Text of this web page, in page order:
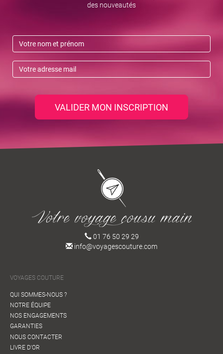
des nouveautés
VALIDER MON INSCRIPTION
01 76 50 29 29
info@voyagescouture.com
VOYAGES COUTURE
QUI SOMMES-NOUS ?
NOTRE ÉQUIPE
NOS ENGAGEMENTS
GARANTIES
NOUS CONTACTER
LIVRE D'OR